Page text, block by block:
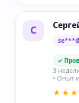
С
✓
3
• Опыт